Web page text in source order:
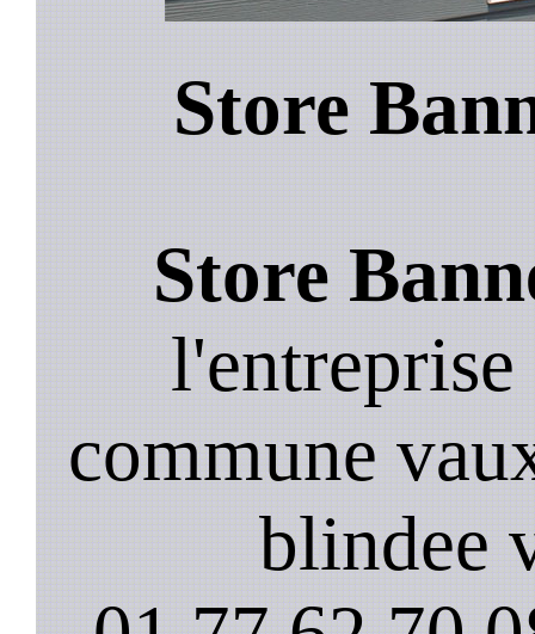
Store
Store
commune
blindee